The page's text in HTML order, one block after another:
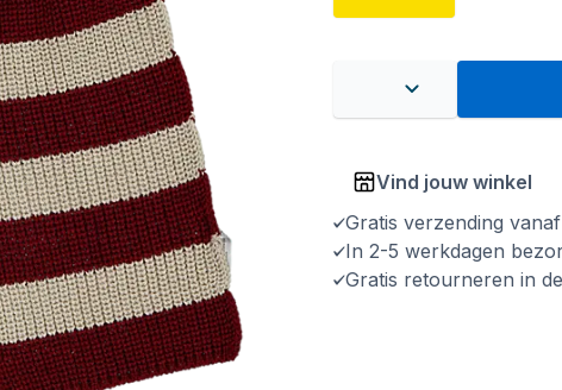
Vind jouw winkel
Gratis verzending
In 2-5 werkdagen
Gratis retourneren in